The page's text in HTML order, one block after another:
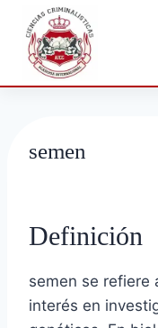
Saltar
contenido
semen
Definición
semen se refiere
interés en